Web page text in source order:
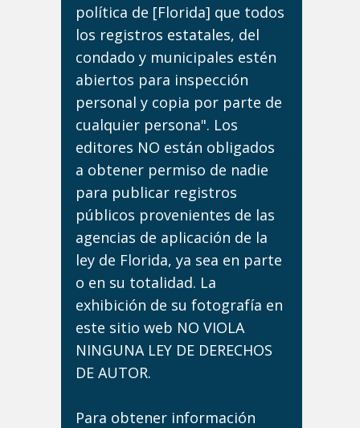
política de [Florida] que todos
los registros estatales, del
condado y municipales estén
abiertos para inspección
personal y copia por parte de
cualquier persona". Los
editores NO están obligados
a obtener permiso de nadie
para publicar registros
públicos provenientes de las
agencias de aplicación de la
ley de Florida, ya sea en parte
o en su totalidad. La
exhibición de su fotografía en
este sitio web NO VIOLA
NINGUNA LEY DE DERECHOS
DE AUTOR.
Para obtener información